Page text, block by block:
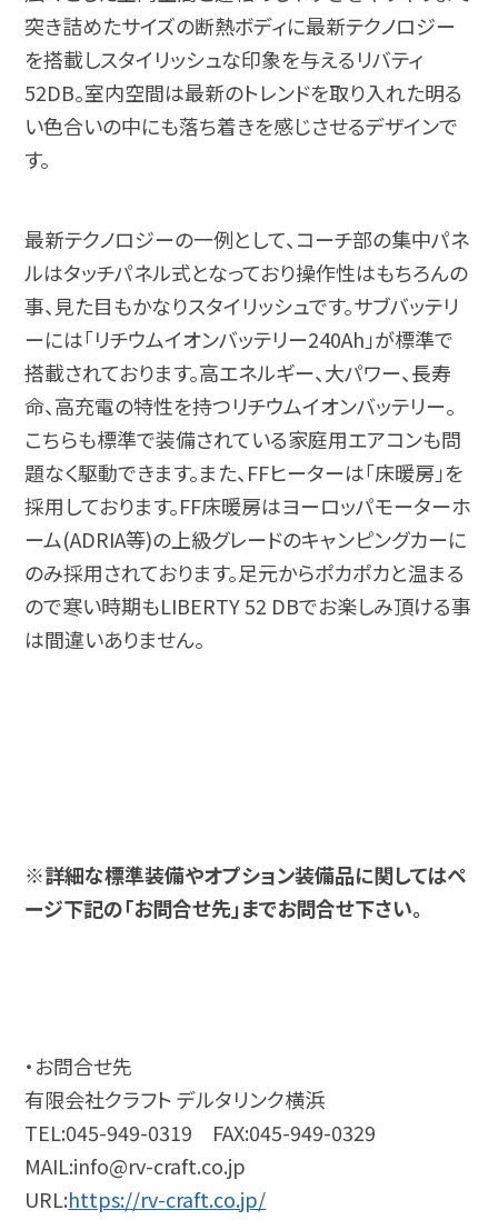
突き詰めたサイズの断熱ボディに最新テクノロジー
を搭載しスタイリッシュな印象を与えるリバティ
52DB。室内空間は最新のトレンドを取り入れた明る
い色合いの中にも落ち着きを感じさせるデザインで
す。
最新テクノロジーの一例として、コーチ部の集中パネ
ルはタッチパネル式となっており操作性はもちろんの
事、見た目もかなりスタイリッシュです。サブバッテリ
ーには「リチウムイオンバッテリー240Ah」が標準で
搭載されております。高エネルギー、大パワー、長寿
命、高充電の特性を持つリチウムイオンバッテリー。
こちらも標準で装備されている家庭用エアコンも問
題なく駆動できます。また、FFヒーターは「床暖房」を
採用しております。FF床暖房はヨーロッパモーターホ
ーム(ADRIA等)の上級グレードのキャンピングカーに
のみ採用されております。足元からポカポカと温まる
ので寒い時期もLIBERTY 52 DBでお楽しみ頂ける事
は間違いありません。
※詳細な標準装備やオプション装備品に関してはペ
ージ下記の「お問合せ先」までお問合せ下さい。
・お問合せ先
有限会社クラフト デルタリンク横浜
TEL:045-949-0319 FAX:045-949-0329
MAIL:info@rv-craft.co.jp
URL:https://rv-craft.co.jp/